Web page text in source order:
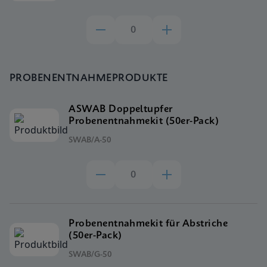
PROBENENTNAHMEPRODUKTE
ASWAB Doppeltupfer
Probenentnahmekit (50er-Pack)
SWAB/A-50
Probenentnahmekit für Abstriche
(50er-Pack)
SWAB/G-50